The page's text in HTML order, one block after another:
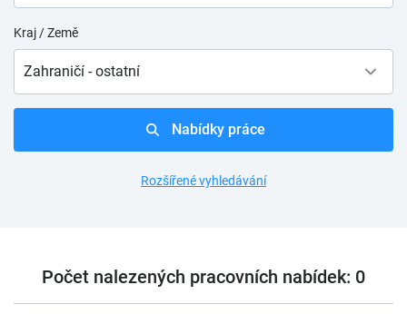
Kraj / Země
Zahraničí - ostatní
Nabídky práce
Rozšířené vyhledávání
Počet nalezených pracovních nabídek: 0